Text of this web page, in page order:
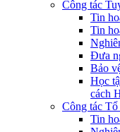
Công tác
Tin
Tin
Đưa
Bảo
Học
cách
Công tác
Tin